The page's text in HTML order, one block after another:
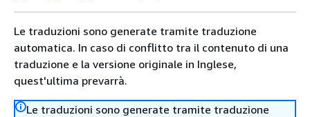
Le traduzioni sono generate tramite traduzione
automatica. In caso di conflitto tra il contenuto di una
traduzione e la versione originale in Inglese,
quest'ultima prevarrà.
Le traduzioni sono generate tramite traduzione